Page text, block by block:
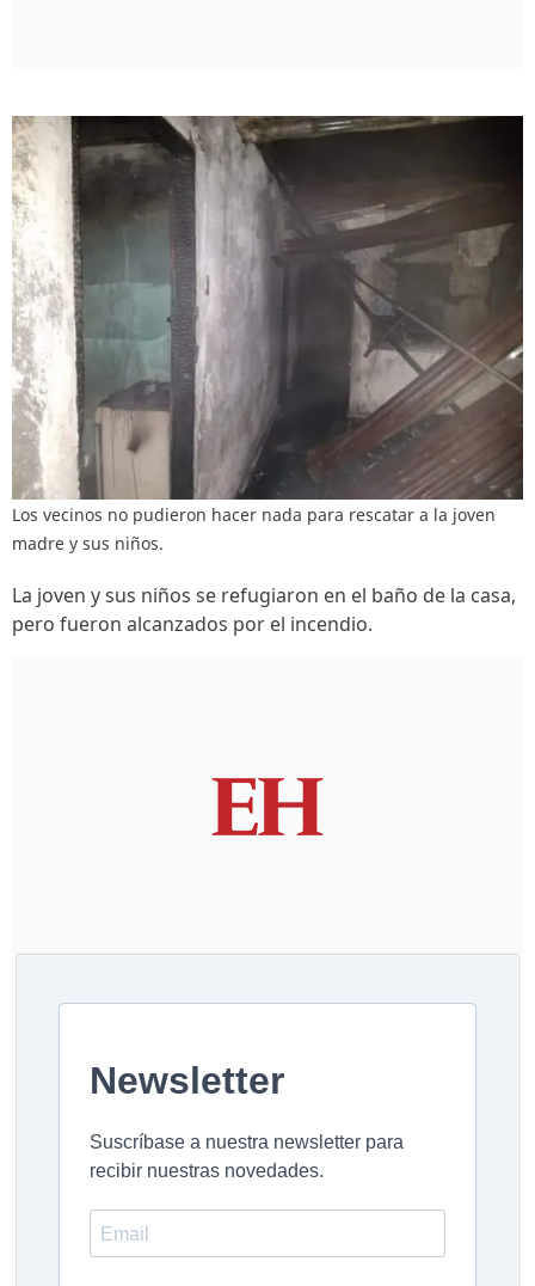
Los vecinos no pudieron hacer nada para rescatar a la joven
madre y sus niños.
La joven y sus niños se refugiaron en el baño de la casa,
pero fueron alcanzados por el incendio.